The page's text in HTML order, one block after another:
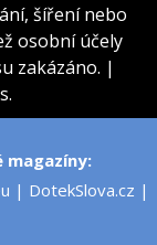
šíření nebo
osobní účely
zakázáno. |
magazíny:
| DotekSlova.cz |